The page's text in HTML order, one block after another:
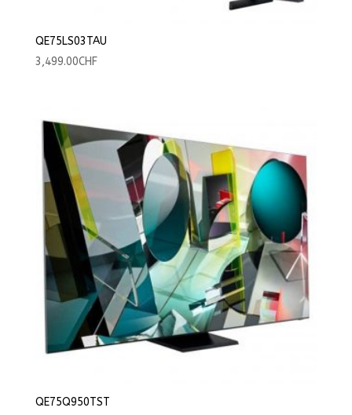
QE75LS03TAU
3,499.00CHF
QE75Q950TST